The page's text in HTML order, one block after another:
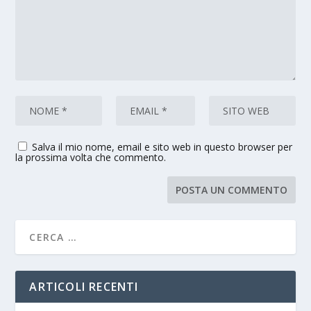
Salva il mio nome, email e sito web in questo browser per
la prossima volta che commento.
ARTICOLI RECENTI